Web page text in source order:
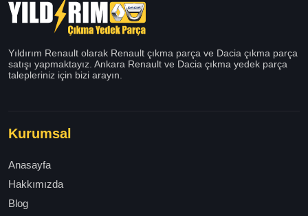
Yıldırım Renault olarak Renault çıkma parça ve Dacia çıkma parça
satışı yapmaktayız. Ankara Renault ve Dacia çıkma yedek parça
talepleriniz için bizi arayın.
Kurumsal
Anasayfa
Hakkımızda
Blog